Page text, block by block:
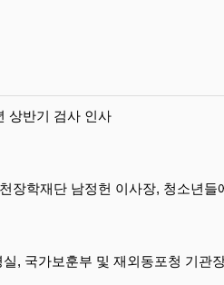
상반기 검사 인사
장학재단 남정헌 이사장, 청소년들
실, 국가보훈부 및 재외동포청 기관